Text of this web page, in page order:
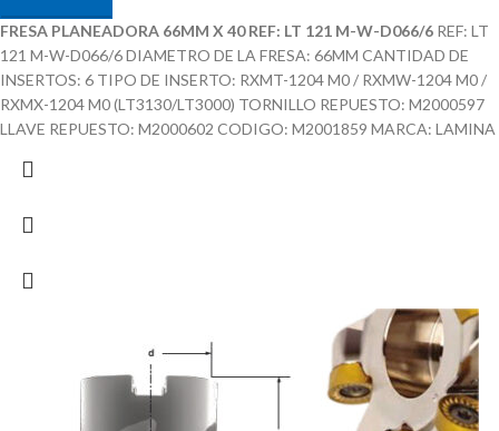
FRESA PLANEADORA 66MM X 40 REF: LT 121 M-W-D066/6 REF: LT
121 M-W-D066/6 DIAMETRO DE LA FRESA: 66MM CANTIDAD DE
INSERTOS: 6 TIPO DE INSERTO: RXMT-1204 M0 / RXMW-1204 M0 /
RXMX-1204 M0 (LT3130/LT3000) TORNILLO REPUESTO: M2000597
LLAVE REPUESTO: M2000602 CODIGO: M2001859 MARCA: LAMINA